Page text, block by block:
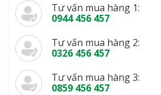
Tư vấn mua hàng 1:
0944 456 457
Tư vấn mua hàng 2:
0326 456 457
Tư vấn mua hàng 3:
0859 456 457